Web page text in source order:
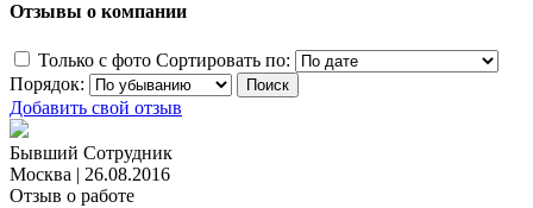
Отзывы о компании
Только с фото Сортировать по:
Порядок:
Добавить свой отзыв
Бывший Сотрудник
Москва | 26.08.2016
Отзыв о работе